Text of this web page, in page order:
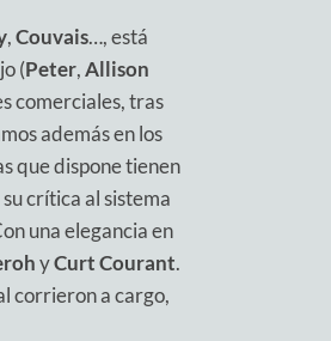
,Couvais…, está
(Peter,Allison
comerciales, tras
además en los
que dispone tienen
crítica al sistema
una elegancia en
yCurt Courant.
corrieron a cargo,